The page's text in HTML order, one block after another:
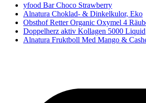
yfood Bar Choco Strawberry
Alnatura Choklad- & Dinkelkulor, Eko
Obsthof Retter Organic Oxymel 4
Doppelherz aktiv Kollagen 5000 Liquid
Alnatura Fruktboll Med Mango &